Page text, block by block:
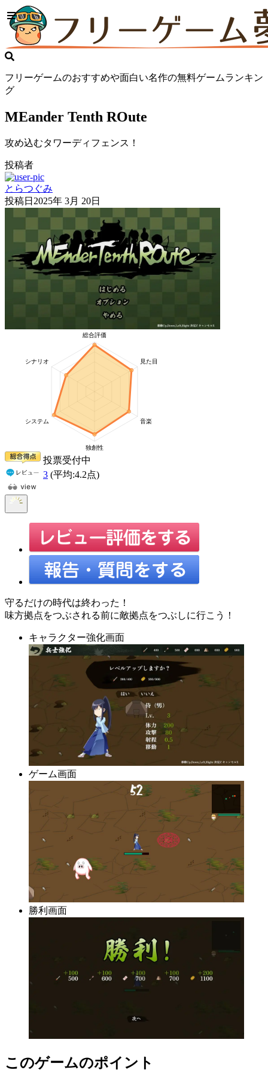
フリーゲームのおすすめや面白い名作の無料ゲームランキン
グ
MEander Tenth ROute
攻め込むタワーディフェンス！
投稿者
とらつぐみ
投稿日 2025年 3月 20日
投票受付中
3 (平均:4.2点)
守るだけの時代は終わった！
味方拠点をつぶされる前に敵拠点をつぶしに行こう！
キャラクター強化画面
ゲーム画面
勝利画面
このゲームのポイント